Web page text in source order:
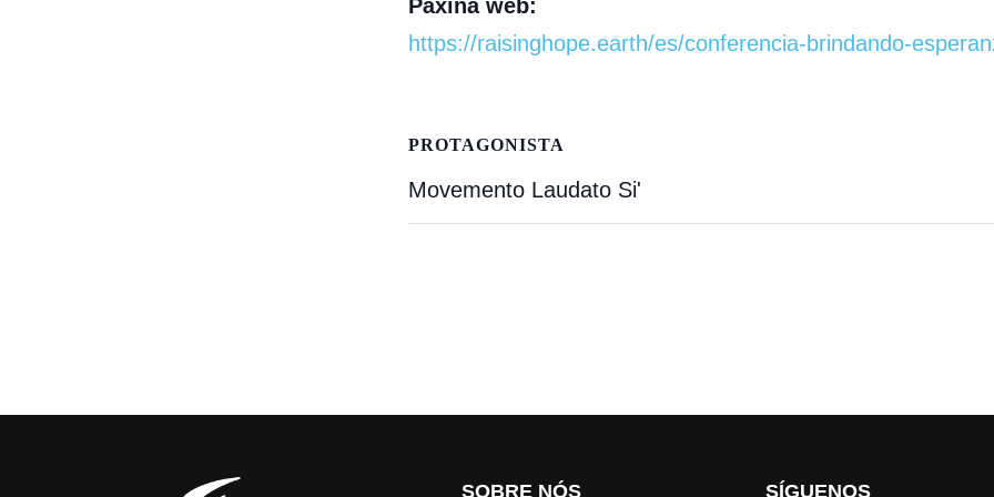
Páxina web:
https://raisinghope.earth/es/conferencia-brindando-
PROTAGONISTA
Movemento Laudato Si'
SOBRE NÓS SÍGUENOS